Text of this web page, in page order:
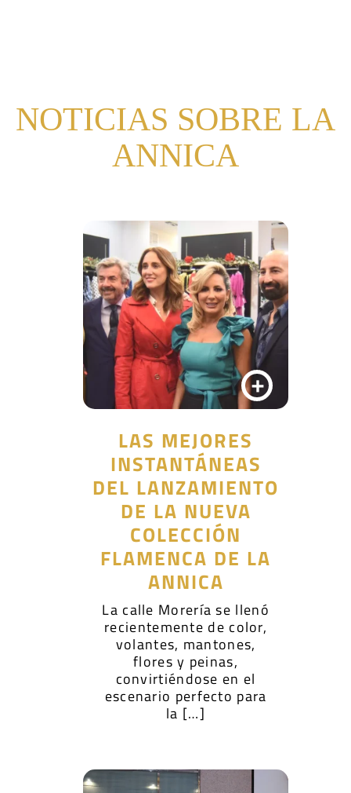
NOTICIAS SOBRE LA
ANNICA
+
LAS MEJORES
INSTANTÁNEAS
DEL LANZAMIENTO
DE LA NUEVA
COLECCIÓN
FLAMENCA DE LA
ANNICA
La calle Morería se llenó
recientemente de color,
volantes, mantones,
flores y peinas,
convirtiéndose en el
escenario perfecto para
la […]